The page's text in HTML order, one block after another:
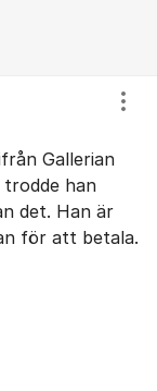
Gallerian
han
det. Han är
för att betala.